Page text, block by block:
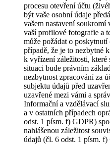
procesu otevření účtu
být vaše osobní údaje
vašem nastavení
vaší profilové fotografie a
může požádat o
případě, že je to nezbytné
k vyřízení záležitosti, které
situaci bude právním
nezbytnost zpracování za
subjektu údajů před
uzavřené mezi vámi a
Informační a vzdělávací
a v ostatních případech
odst. 1 písm. f) GDPR)
nahlášenou záležitost
údajů (čl. 6 odst. 1 písm. f)